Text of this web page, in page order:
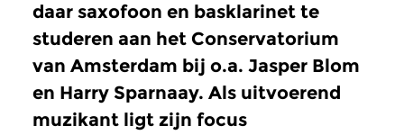
daar saxofoon en basklarinet te
studeren aan het Conservatorium
van Amsterdam bij o.a. Jasper Blom
en Harry Sparnaay. Als uitvoerend
muzikant ligt zijn focus